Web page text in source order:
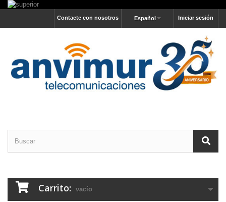
Iniciar sesión
Español
Contacte con nosotros
Carrito: vacío